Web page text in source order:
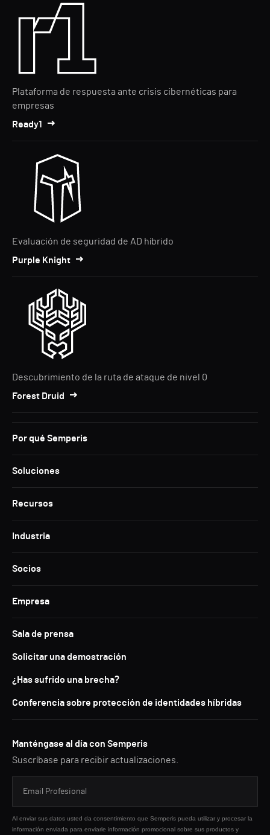
Plataforma de respuesta ante crisis cibernéticas para
empresas
Ready1
Evaluación de seguridad de AD híbrido
Purple Knight
Descubrimiento de la ruta de ataque de nivel 0
Forest Druid
Por qué Semperis
Soluciones
Recursos
Industria
Socios
Empresa
Sala de prensa
Solicitar una demostración
¿Has sufrido una brecha?
Conferencia sobre protección de identidades híbridas
Manténgase al día con Semperis
Suscríbase para recibir actualizaciones.
Al enviar sus datos usted da consentimiento que Semperis pueda utilizar y procesar la
información enviada para enviarle información promocional sobre sus productos y